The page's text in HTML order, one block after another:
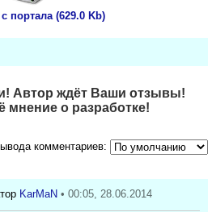
портала (629.0 Kb)
Автор ждёт Ваши отзывы!
мнение о разработке!
комментариев:
KarMaN • 00:05, 28.06.2014